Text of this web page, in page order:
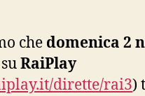
che domenica 2
RaiPlay
dirette/rai3)